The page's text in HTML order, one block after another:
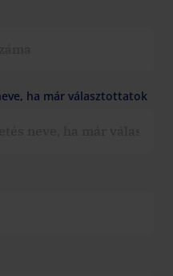
ha már választottatok